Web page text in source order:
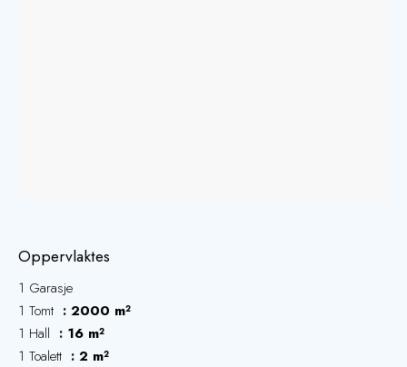
Oppervlaktes
1 Garasje
1 Tomt
2000 m²
1 Hall
16 m²
1 Toalett
2 m²